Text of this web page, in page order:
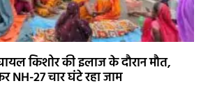
किशोर की इलाज के दौरान मौत,
27 चार घंटे रहा जाम